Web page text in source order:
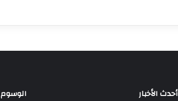
أحدث الأخبار الوسوم